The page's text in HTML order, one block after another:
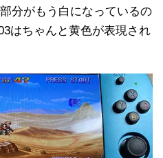
分がもう白になっているの
はちゃんと黄色が表現され